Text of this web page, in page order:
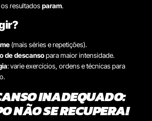
resultadosparam.
(mais séries e repetições).
de descansopara maior intensidade.
: varie exercícios, ordens e técnicas para
INADEQUADO:
NÃO SE RECUPERA!